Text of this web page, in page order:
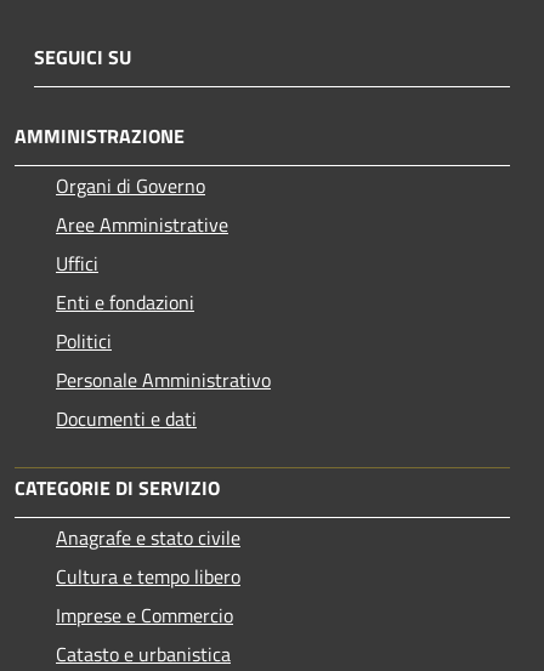
SEGUICI SU
AMMINISTRAZIONE
Organi di Governo
Aree Amministrative
Uffici
Enti e fondazioni
Politici
Personale Amministrativo
Documenti e dati
CATEGORIE DI SERVIZIO
Anagrafe e stato civile
Cultura e tempo libero
Imprese e Commercio
Catasto e urbanistica